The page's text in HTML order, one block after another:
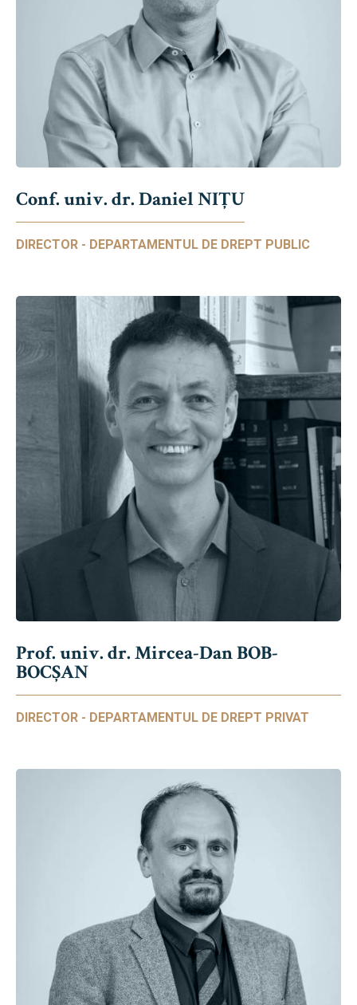
Conf. univ. dr. Daniel NIŢU
DIRECTOR - DEPARTAMENTUL DE DREPT PUBLIC
Prof. univ. dr. Mircea-Dan BOB-
BOCȘAN
DIRECTOR - DEPARTAMENTUL DE DREPT PRIVAT